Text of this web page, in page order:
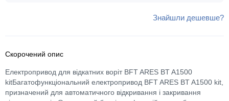
Знайшли дешевше?
Скорочений опис
Електропривод для відкатних воріт BFT ARES BT A1500
kitБагатофункціональний електропривод BFT ARES BT A1500 kit,
призначений для автоматичного відкривання і закривання